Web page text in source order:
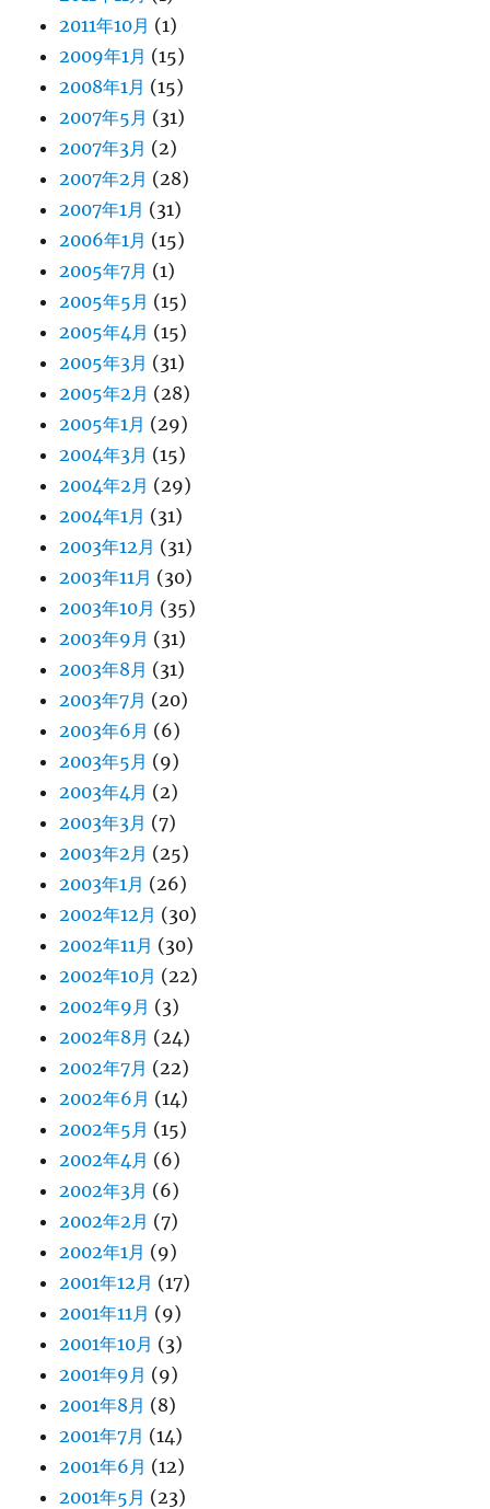
2011年10月 (1)
2009年1月 (15)
2008年1月 (15)
2007年5月 (31)
2007年3月 (2)
2007年2月 (28)
2007年1月 (31)
2006年1月 (15)
2005年7月 (1)
2005年5月 (15)
2005年4月 (15)
2005年3月 (31)
2005年2月 (28)
2005年1月 (29)
2004年3月 (15)
2004年2月 (29)
2004年1月 (31)
2003年12月 (31)
2003年11月 (30)
2003年10月 (35)
2003年9月 (31)
2003年8月 (31)
2003年7月 (20)
2003年6月 (6)
2003年5月 (9)
2003年4月 (2)
2003年3月 (7)
2003年2月 (25)
2003年1月 (26)
2002年12月 (30)
2002年11月 (30)
2002年10月 (22)
2002年9月 (3)
2002年8月 (24)
2002年7月 (22)
2002年6月 (14)
2002年5月 (15)
2002年4月 (6)
2002年3月 (6)
2002年2月 (7)
2002年1月 (9)
2001年12月 (17)
2001年11月 (9)
2001年10月 (3)
2001年9月 (9)
2001年8月 (8)
2001年7月 (14)
2001年6月 (12)
2001年5月 (23)